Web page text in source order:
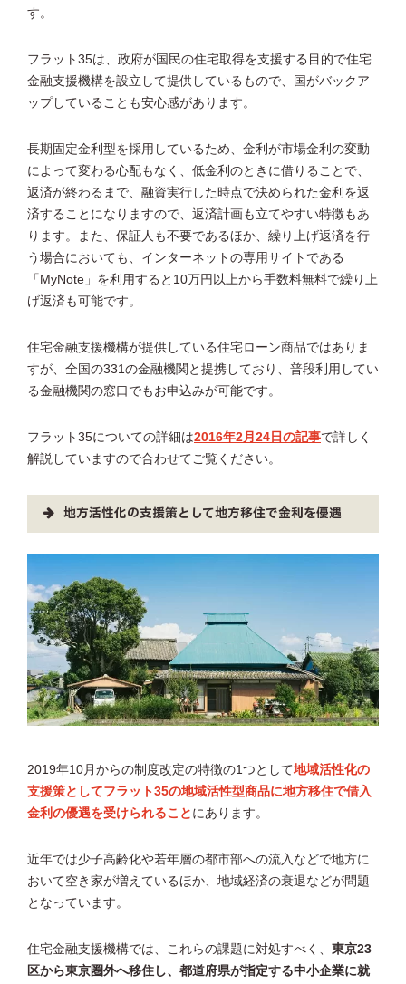
す。
フラット35は、政府が国民の住宅取得を支援する目的で住宅
金融支援機構を設立して提供しているもので、国がバックア
ップしていることも安心感があります。
長期固定金利型を採用しているため、金利が市場金利の変動
によって変わる心配もなく、低金利のときに借りることで、
返済が終わるまで、融資実行した時点で決められた金利を返
済することになりますので、返済計画も立てやすい特徴もあ
ります。また、保証人も不要であるほか、繰り上げ返済を行
う場合においても、インターネットの専用サイトである
「MyNote」を利用すると10万円以上から手数料無料で繰り上
げ返済も可能です。
住宅金融支援機構が提供している住宅ローン商品ではありま
すが、全国の331の金融機関と提携しており、普段利用してい
る金融機関の窓口でもお申込みが可能です。
フラット35についての詳細は2016年2月24日の記事で詳しく
解説していますので合わせてご覧ください。
地方活性化の支援策として地方移住で金利を優遇
2019年10月からの制度改定の特徴の1つとして地域活性化の
支援策としてフラット35の地域活性型商品に地方移住で借入
金利の優遇を受けられること にあります。
近年では少子高齢化や若年層の都市部への流入などで地方に
おいて空き家が増えているほか、地域経済の衰退などが問題
となっています。
住宅金融支援機構では、これらの課題に対処すべく、 東京23
区から東京圏外へ移住し、都道府県が指定する中小企業に就